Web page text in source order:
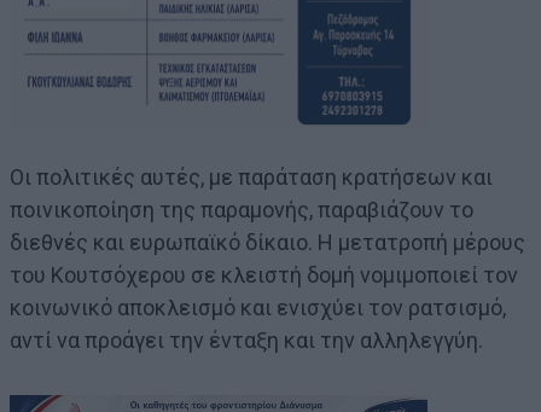
Οι πολιτικές αυτές, με παράταση κρατήσεων και
ποινικοποίηση της παραμονής, παραβιάζουν το
διεθνές και ευρωπαϊκό δίκαιο. Η μετατροπή μέρους
του Κουτσόχερου σε κλειστή δομή νομιμοποιεί τον
κοινωνικό αποκλεισμό και ενισχύει τον ρατσισμό,
αντί να προάγει την ένταξη και την αλληλεγγύη.